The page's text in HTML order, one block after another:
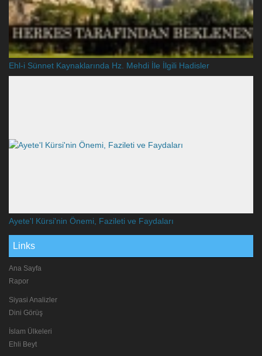
Ehl-i Sünnet Kaynaklarında Hz. Mehdi İle İlgili Hadisler
Ayete'l Kürsi'nin Önemi, Fazileti ve Faydaları
Links
Ana Sayfa
Rapor
Siyasi Analizler
Dini Görüş
İslam Ülkeleri
Ehli Beyt